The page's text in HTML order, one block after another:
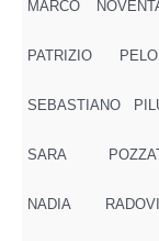
MARCO
PATRIZIO
SEBASTIANO
SARA
NADIA